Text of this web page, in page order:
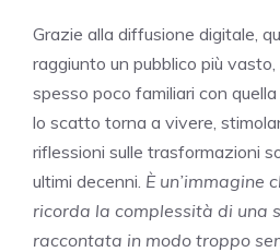
Grazie alla diffusione digitale,
raggiunto un pubblico più vasto,
spesso poco familiari con
lo scatto torna a vivere,
riflessioni sulle trasformazioni
ultimi decenni. È un’immagine
ricorda la complessità di una
raccontata in modo troppo